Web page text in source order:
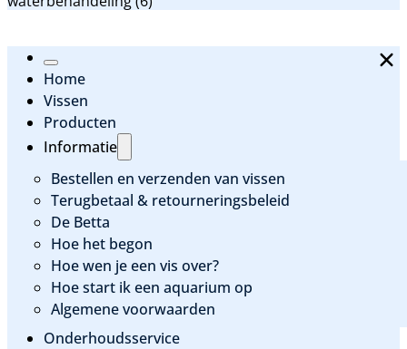
Home
Vissen
Producten
Informatie
Bestellen en verzenden van vissen
Terugbetaal & retourneringsbeleid
De Betta
Hoe het begon
Hoe wen je een vis over?
Hoe start ik een aquarium op
Algemene voorwaarden
Onderhoudsservice